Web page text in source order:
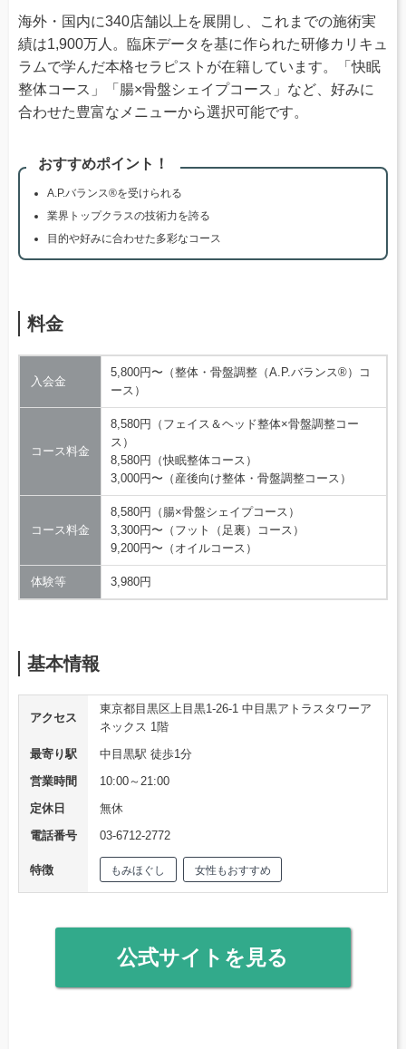
海外・国内に340店舗以上を展開し、これまでの施術実
績は1,900万人。臨床データを基に作られた研修カリキュ
ラムで学んだ本格セラピストが在籍しています。「快眠
整体コース」「腸×骨盤シェイプコース」など、好みに
合わせた豊富なメニューから選択可能です。
おすすめポイント！
A.P.バランス®を受けられる
業界トップクラスの技術力を誇る
目的や好みに合わせた多彩なコース
料金
入会金
5,800円〜（整体・骨盤調整（A.P.バランス®）コ
ース）
コース料金
8,580円（フェイス＆ヘッド整体×骨盤調整コー
ス）
8,580円（快眠整体コース）
3,000円〜（産後向け整体・骨盤調整コース）
コース料金
8,580円（腸×骨盤シェイプコース）
3,300円〜（フット（足裏）コース）
9,200円〜（オイルコース）
体験等 3,980円
基本情報
アクセス
東京都目黒区上目黒1-26-1 中目黒アトラスタワーア
ネックス 1階
最寄り駅
中目黒駅 徒歩1分
営業時間
10:00～21:00
定休日
無休
電話番号
03-6712-2772
特徴 もみほぐし 女性もおすすめ
公式サイトを見る